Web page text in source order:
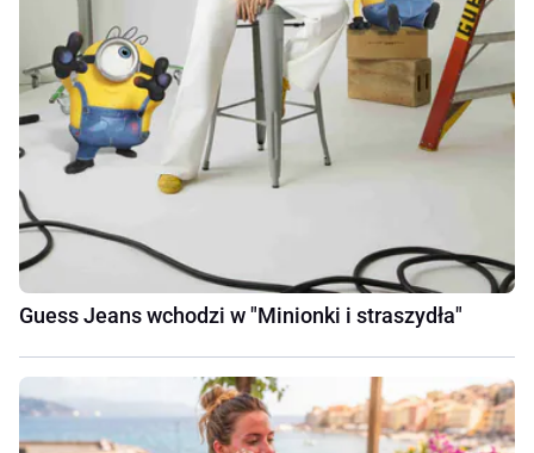
Guess Jeans wchodzi w "Minionki i straszydła"